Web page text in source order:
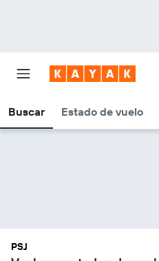
Buscar Estado de vuelo
PSJ